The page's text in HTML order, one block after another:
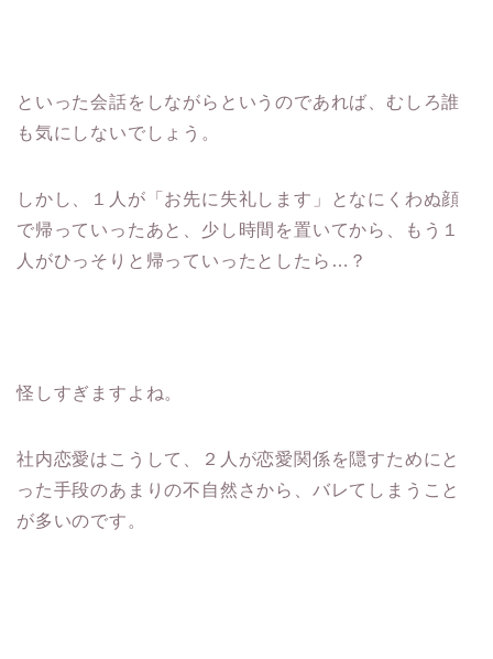
といった会話をしながらというのであれば、むしろ誰
も気にしないでしょう。
しかし、１人が「お先に失礼します」となにくわぬ顔
で帰っていったあと、少し時間を置いてから、もう１
人がひっそりと帰っていったとしたら…？
怪しすぎますよね。
社内恋愛はこうして、２人が恋愛関係を隠すためにと
った手段のあまりの不自然さから、バレてしまうこと
が多いのです。